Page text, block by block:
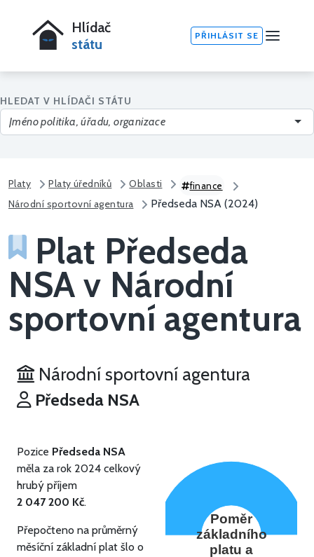
Hlídač
státu
PŘIHLÁSIT SE
HLEDAT V HLÍDAČI STÁTU
Platy Platy úředníků Oblasti finance
Národní sportovní agentura Předseda NSA (2024)
Plat Předseda
NSA v Národní
sportovní agentura
Národní sportovní agentura
Předseda NSA
Pozice Předseda NSA
měla za rok 2024 celkový
hrubý příjem
2 047 200 Kč.
Přepočteno na průměrný
měsíční základní plat šlo o
Poměr
základního
platu a